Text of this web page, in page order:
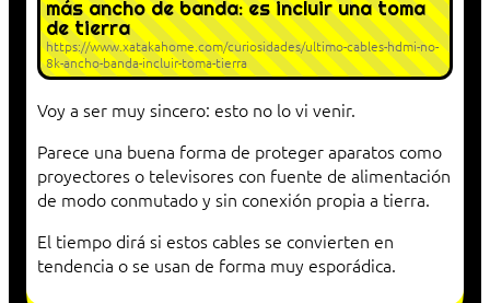
más ancho de banda: es incluir una toma
de tierra
https://www.xatakahome.com/curiosidades/ultimo-cables-hdmi-no-
8k-ancho-banda-incluir-toma-tierra
Voy a ser muy sincero: esto no lo vi venir.
Parece una buena forma de proteger aparatos como
proyectores o televisores con fuente de alimentación
de modo conmutado y sin conexión propia a tierra.
El tiempo dirá si estos cables se convierten en
tendencia o se usan de forma muy esporádica.